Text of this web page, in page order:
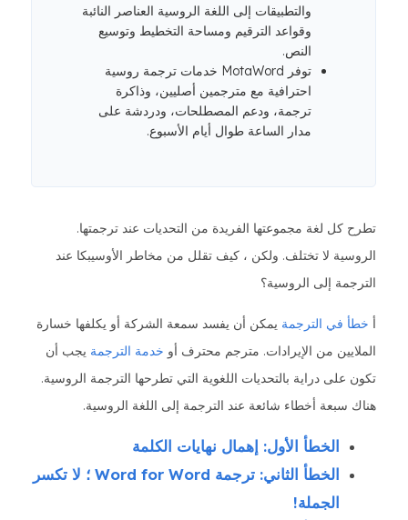
والتطبيقات إلى اللغة الروسية العناصر النائبة
وقواعد الترقيم ومساحة التخطيط وتوسيع
النص.
توفر MotaWord خدمات ترجمة روسية
احترافية مع مترجمين أصليين، وذاكرة
ترجمة، ودعم المصطلحات، ودردشة على
مدار الساعة طوال أيام الأسبوع.
تطرح كل لغة مجموعتها الفريدة من التحديات عند ترجمتها.
الروسية لا تختلف. ولكن ، كيف تقلل من مخاطر الأوسيبكا عند
الترجمة إلى الروسية؟
أخطأ في الترجمة يمكن أن يفسد سمعة الشركة أو يكلفها خسارة
الملايين من الإيرادات. مترجم محترف أو خدمة الترجمة يجب أن
تكون على دراية بالتحديات اللغوية التي تطرحها الترجمة الروسية.
هناك سبعة أخطاء شائعة عند الترجمة إلى اللغة الروسية.
الخطأ الأول: إهمال نهايات الكلمة
الخطأ الثاني: ترجمة Word for Word ؛ لا تكسر
الجملة!